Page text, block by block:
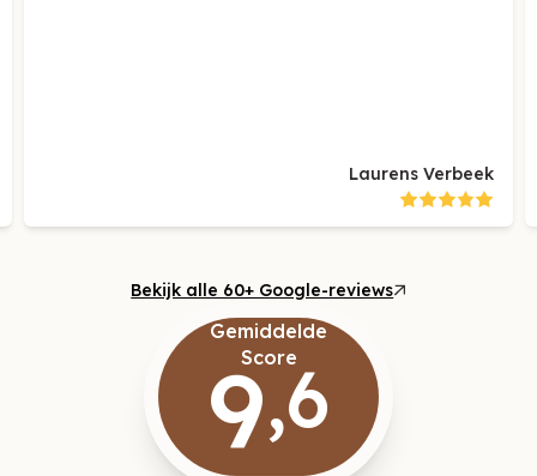
Bernedette Diender
Bekijk alle 60+ Google-reviews
Gemiddelde
Score
9,6